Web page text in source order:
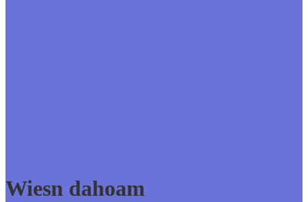
Wiesn dahoam